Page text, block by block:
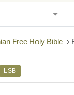
Free Holy Bible ›
LSB